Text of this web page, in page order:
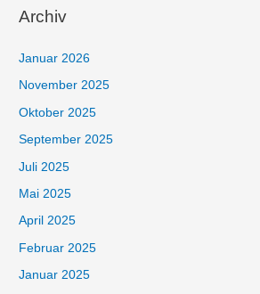
Archiv
Januar 2026
November 2025
Oktober 2025
September 2025
Juli 2025
Mai 2025
April 2025
Februar 2025
Januar 2025